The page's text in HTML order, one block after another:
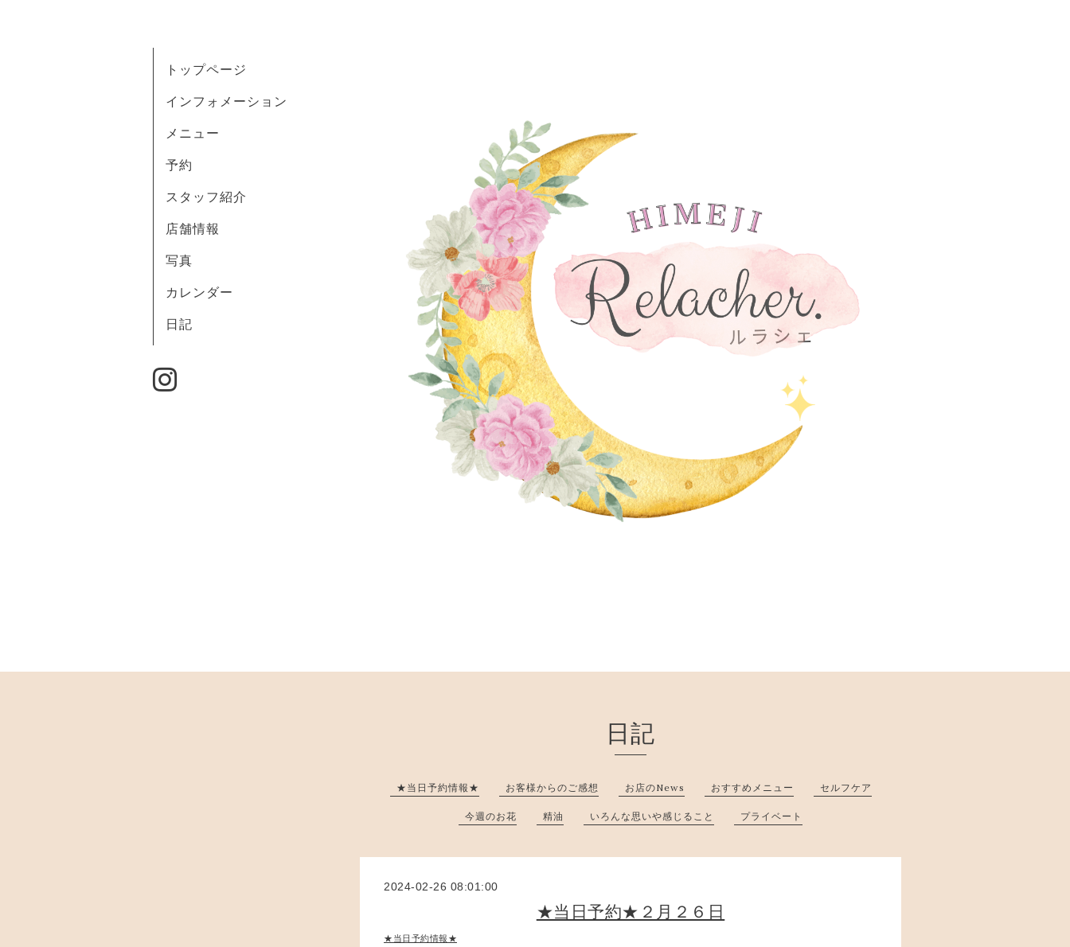
トップページ
インフォメーション
メニュー
予約
スタッフ紹介
店舗情報
写真
カレンダー
日記
日記
★当日予約情報★ お客様からのご感想 お店のNews おすすめメニュー セルフケア
今週のお花 精油 いろんな思いや感じること プライベート
2024-02-26 08:01:00
★当日予約★２月２６日
★当日予約情報★